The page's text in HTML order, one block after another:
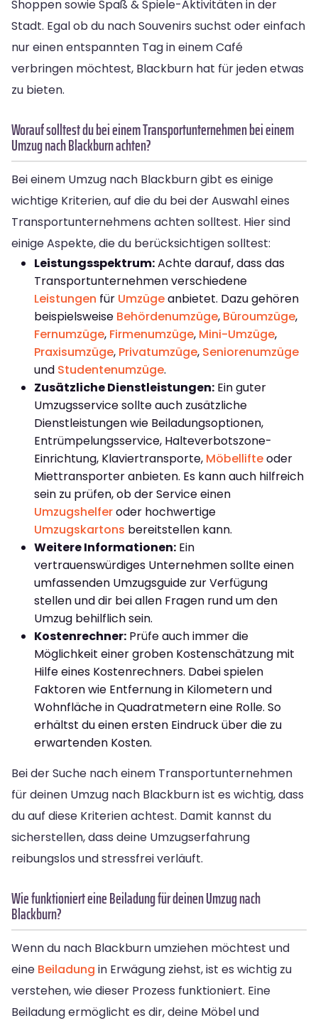
Shoppen sowie Spaß & Spiele-Aktivitäten in der
Stadt. Egal ob du nach Souvenirs suchst oder einfach
nur einen entspannten Tag in einem Café
verbringen möchtest, Blackburn hat für jeden etwas
zu bieten.
Worauf solltest du bei einem Transportunternehmen bei einem
Umzug nach Blackburn achten?
Bei einem Umzug nach Blackburn gibt es einige
wichtige Kriterien, auf die du bei der Auswahl eines
Transportunternehmens achten solltest. Hier sind
einige Aspekte, die du berücksichtigen solltest:
Leistungsspektrum:Achte darauf, dass das
Transportunternehmen verschiedene
Leistungen für Umzügeanbietet. Dazu gehören
beispielsweise Behördenumzüge, Büroumzüge,
Fernumzüge, Firmenumzüge, Mini-Umzüge,
Praxisumzüge, Privatumzüge, Seniorenumzüge
und Studentenumzüge.
Zusätzliche Dienstleistungen: Ein guter
Umzugsservice sollte auch zusätzliche
Dienstleistungen wie Beiladungsoptionen,
Entrümpelungsservice, Halteverbotszone-
Einrichtung, Klaviertransporte, Möbellifteoder
Miettransporter anbieten. Es kann auch hilfreich
sein zu prüfen, ob der Service einen
Umzugshelferoder hochwertige
Umzugskartons bereitstellen kann.
Weitere Informationen: Ein
vertrauenswürdiges Unternehmen sollte einen
umfassenden Umzugsguide zur Verfügung
stellen und dir bei allen Fragen rund um den
Umzug behilflich sein.
Kostenrechner: Prüfe auch immer die
Möglichkeit einer groben Kostenschätzung mit
Hilfe eines Kostenrechners. Dabei spielen
Faktoren wie Entfernung in Kilometern und
Wohnfläche in Quadratmetern eine Rolle. So
erhältst du einen ersten Eindruck über die zu
erwartenden Kosten.
Bei der Suche nach einem Transportunternehmen
für deinen Umzug nach Blackburn ist es wichtig, dass
du auf diese Kriterien achtest. Damit kannst du
sicherstellen, dass deine Umzugserfahrung
reibungslos und stressfrei verläuft.
Wie funktioniert eine Beiladung für deinen Umzug nach
Blackburn?
Wenn du nach Blackburn umziehen möchtest und
eine Beiladung in Erwägung ziehst, ist es wichtig zu
verstehen, wie dieser Prozess funktioniert. Eine
Beiladung ermöglicht es dir, deine Möbel und